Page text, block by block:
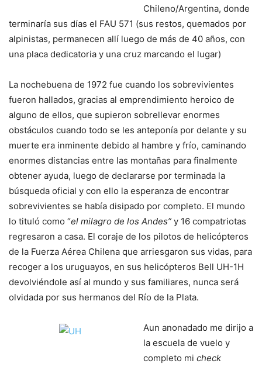
Chileno/Argentina, donde
terminaría sus días el FAU 571 (sus restos, quemados por
alpinistas, permanecen allí luego de más de 40 años, con
una placa dedicatoria y una cruz marcando el lugar)
La nochebuena de 1972 fue cuando los sobrevivientes
fueron hallados, gracias al emprendimiento heroico de
alguno de ellos, que supieron sobrellevar enormes
obstáculos cuando todo se les anteponía por delante y su
muerte era inminente debido al hambre y frío, caminando
enormes distancias entre las montañas para finalmente
obtener ayuda, luego de declararse por terminada la
búsqueda oficial y con ello la esperanza de encontrar
sobrevivientes se había disipado por completo. El mundo
lo tituló como “el milagro de los Andes” y 16 compatriotas
regresaron a casa. El coraje de los pilotos de helicópteros
de la Fuerza Aérea Chilena que arriesgaron sus vidas, para
recoger a los uruguayos, en sus helicópteros Bell UH-1H
devolviéndole así al mundo y sus familiares, nunca será
olvidada por sus hermanos del Río de la Plata.
Aun anonadado me dirijo a
la escuela de vuelo y
completo mi check